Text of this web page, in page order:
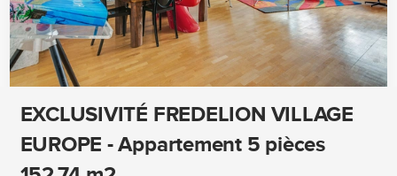
EXCLUSIVITÉ FREDELION VILLAGE
EUROPE - Appartement 5 pièces